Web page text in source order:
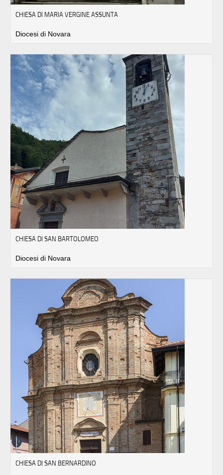
CHIESA DI MARIA VERGINE ASSUNTA
Diocesi di Novara
CHIESA DI SAN BARTOLOMEO
Diocesi di Novara
CHIESA DI SAN BERNARDINO